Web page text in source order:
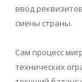
ввод
смены страны.
Сам процесс
технических